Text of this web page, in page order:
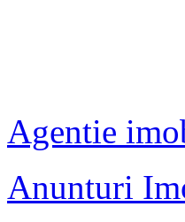
Agentie
Anunturi